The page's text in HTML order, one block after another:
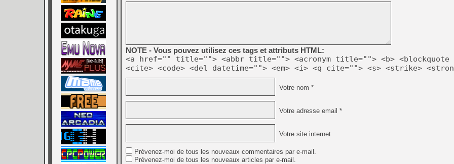
[LS] [PS5] Premiers
NOTE - Vous pouvez utilisez ces tags et attributs HTML:
<a href="" title=""> <abbr title=""> <acronym title=""> <b> <blockquote
<cite> <code> <del datetime=""> <em> <i> <q cite=""> <s> <strike>
Votre nom *
Votre adresse email *
Votre site internet
Prévenez-moi de tous les nouveaux commentaires par e-mail.
Prévenez-moi de tous les nouveaux articles par e-mail.